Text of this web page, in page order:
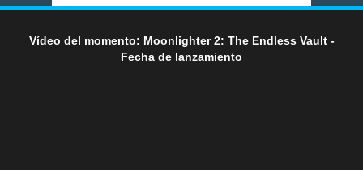
Vídeo del momento: Moonlighter 2: The Endless Vault -
Fecha de lanzamiento